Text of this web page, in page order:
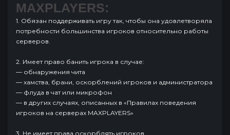
MAXPLAYERS:
1. Обязан поддерживать игру так, чтобы она удовлетворяла
потребности большинства игроков относительно работы
серверов.
2. Имеет право банить игрока в случае:
— обнаружения чита
— хамства, брани, оскорблений игроков и администратора
— флуда в чат или микрофон
— в других случаях, описанных в «Правилах поведения
игроков на серверах MAXPLAYERS»
3. Не имеет права оскорблять игроков.